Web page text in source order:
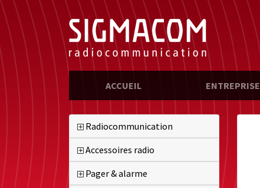
ACCUEIL ENTREPRISE
Radiocommunication
Accessoires radio
Pager & alarme